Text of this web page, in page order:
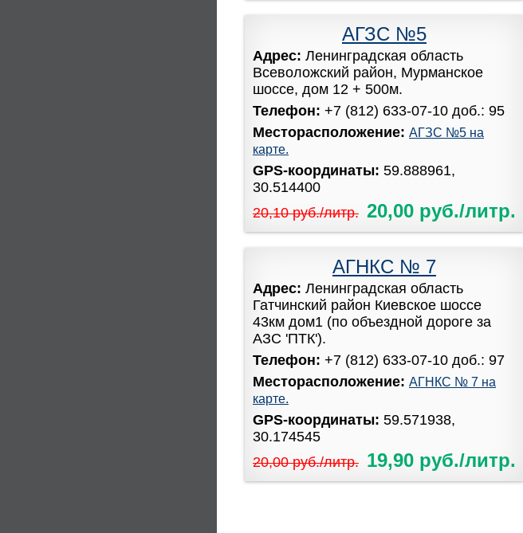
АГЗС №5
Адрес: Ленинградская область
Всеволожский район, Мурманское
шоссе, дом 12 + 500м.
Телефон: +7 (812) 633-07-10 доб.: 95
Месторасположение: АГЗС №5 на
карте.
GPS-координаты: 59.888961,
30.514400
20,10 руб./литр. 20,00 руб./литр.
АГНКС № 7
Адрес: Ленинградская область
Гатчинский район Киевское шоссе
43км дом1 (по объездной дороге за
АЗС 'ПТК').
Телефон: +7 (812) 633-07-10 доб.: 97
Месторасположение: АГНКС № 7 на
карте.
GPS-координаты: 59.571938,
30.174545
20,00 руб./литр. 19,90 руб./литр.